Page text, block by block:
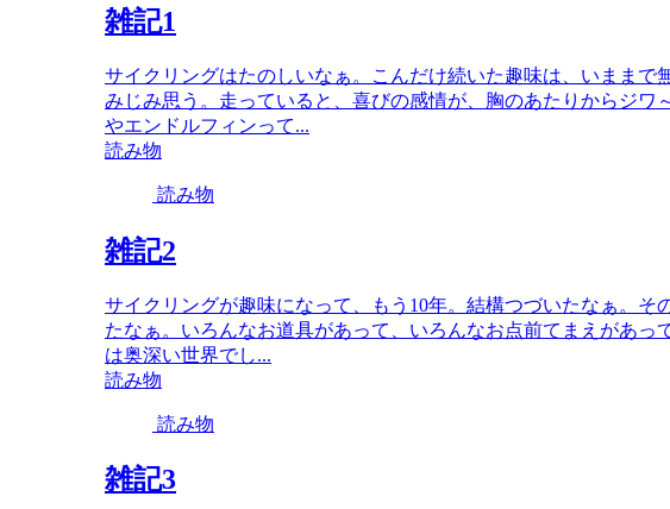
雑記1
サイクリングはたのしいなぁ。こんだけ続いた趣味は、いまま
みじみ思う。走っていると、喜びの感情が、胸のあたりからジ
やエンドルフィンって...
読み物
読み物
雑記2
サイクリングが趣味になって、もう10年。結構つづいたなぁ。
たなぁ。いろんなお道具があって、いろんなお点前てまえがあ
は奥深い世界でし...
読み物
読み物
雑記3